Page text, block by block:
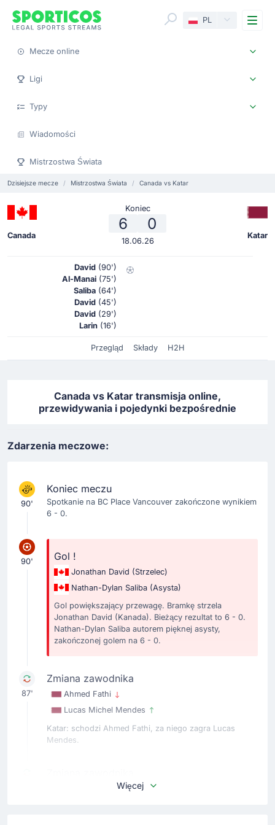
PL
Mecze online
Ligi
Typy
Wiadomości
Mistrzostwa Świata
Dzisiejsze mecze Mistrzostwa Świata Canada vs Katar
Canada
Koniec
6 0
18.06.26
Katar
David (90')
Al-Manai (75')
Saliba (64')
David (45')
David (29')
Larin (16')
Przegląd Składy H2H
Canada vs Katar transmisja online,
przewidywania i pojedynki bezpośrednie
Zdarzenia meczowe:
90'
Koniec meczu
Spotkanie na BC Place Vancouver zakończone wynikiem
6 - 0.
90' Gol !
Jonathan David (Strzelec)
Nathan-Dylan Saliba (Asysta)
Gol powiększający przewagę. Bramkę strzela
Jonathan David (Kanada). Bieżący rezultat to 6 - 0.
Nathan-Dylan Saliba autorem pięknej asysty,
zakończonej golem na 6 - 0.
87'
Zmiana zawodnika
Ahmed Fathi
Lucas Michel Mendes
Katar: schodzi Ahmed Fathi, za niego zagra Lucas
Mendes.
Tajon BuchananWięcej